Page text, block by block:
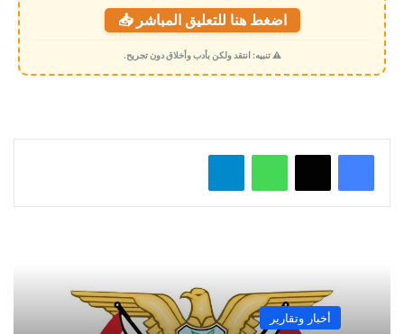
م
ي
اضغط هنا للتعليق المباشر 📥
⚠️ تنبيه: انتقد ولكن بأدب وأخلاق دون تجريح.
واتساب
أخبار وتقارير